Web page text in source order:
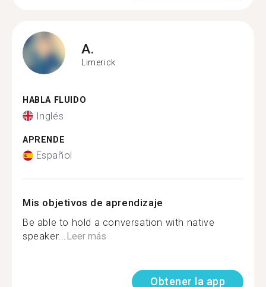
A.
Limerick
HABLA FLUIDO
Inglés
APRENDE
Español
Mis objetivos de aprendizaje
Be able to hold a conversation with native
speaker...Leer más
Obtener la app